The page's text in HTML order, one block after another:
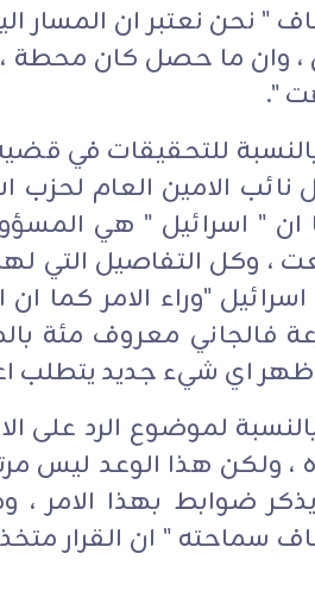
" نحن نعتبر ان المسار
، وان ما حصل كان محطة
".
للتحقيقات في
نائب الامين العام
ان " اسرائيل " هي
، وكل التفاصيل التي
"وراء الامر كما
فالجاني معروف مئة
ظهر اي شيء جديد يتطلب
لموضوع الرد على
، ولكن هذا الوعد ليس
ضوابط بهذا الامر ،
سماحته " ان القرار متخذ